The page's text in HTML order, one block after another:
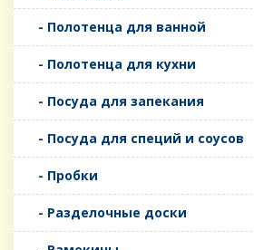
- Полотенца для ванной
- Полотенца для кухни
- Посуда для запекания
- Посуда для специй и соусов
- Пробки
- Разделочные доски